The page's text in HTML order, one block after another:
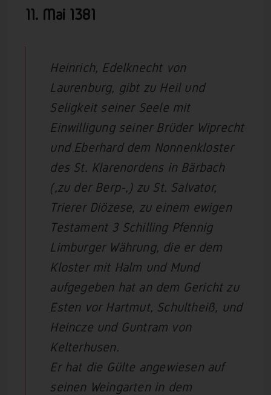
11. Mai 1381
Heinrich, Edelknecht von
Laurenburg, gibt zu Heil und
Seligkeit seiner Seele mit
Einwilligung seiner Brüder Wiprecht
und Eberhard dem Nonnenkloster
des St. Klarenordens in Bärbach
(‚zu der Berp-‚) zu St. Salvator,
Trierer Diözese, zu einem ewigen
Testament 3 Schilling Pfennig
Limburger Währung, die er dem
Kloster mit Halm und Mund
aufgegeben hat an dem Gericht zu
Esten vor Hartmut, Schultheiß, und
Heincze und Guntram von
Kelterhusen.
Er hat die Gülte angewiesen auf
seinen Weingarten in dem